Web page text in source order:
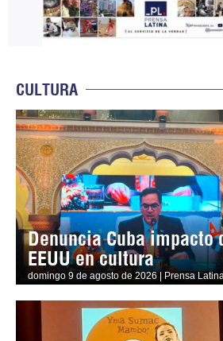
CULTURA
Denuncia Cuba impacto
EEUU en cultura
domingo 9 de agosto de 2026 | Prensa Latina